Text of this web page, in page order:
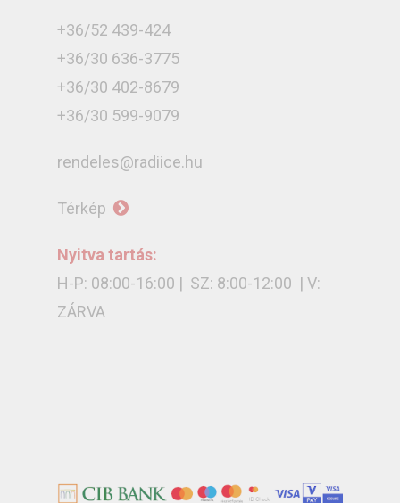
+36/52 439-424
+36/30 636-3775
+36/30 402-8679
+36/30 599-9079
rendeles@radiice.hu
Térkép
Nyitva tartás:
H-P: 08:00-16:00 | SZ: 8:00-12:00 | V:
ZÁRVA